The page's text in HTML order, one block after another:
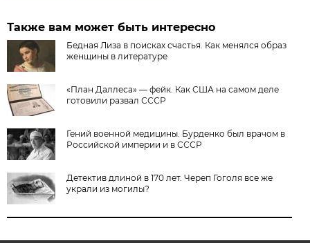
Также вам может быть интересно
Бедная Лиза в поисках счастья. Как менялся образ
женщины в литературе
«План Даллеса» — фейк. Как США на самом деле
готовили развал СССР
Гений военной медицины. Бурденко был врачом в
Российской империи и в СССР
Детектив длиной в 170 лет. Череп Гоголя все же
украли из могилы?